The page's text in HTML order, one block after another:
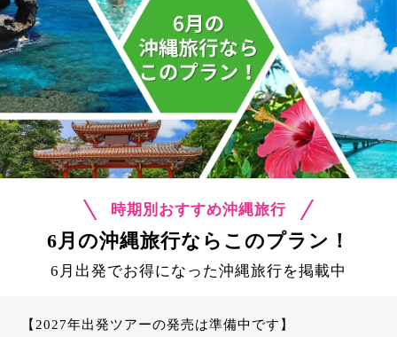
時期別おすすめ沖縄旅行
6月の沖縄旅行ならこのプラン！
6月出発でお得になった沖縄旅行を掲載中
【2027年出発ツアーの発売は準備中です】